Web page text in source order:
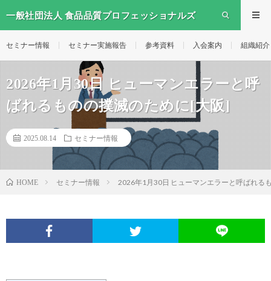
一般社団法人 食品品質プロフェッショナルズ
セミナー情報 セミナー実施報告 参考資料 入会案内 組織紹介
2026年1月30日 ヒューマンエラーと呼
ばれるものの撲滅のために[大阪]
2025.08.14 セミナー情報
HOME セミナー情報 2026年1月30日 ヒューマンエラーと呼ばれる